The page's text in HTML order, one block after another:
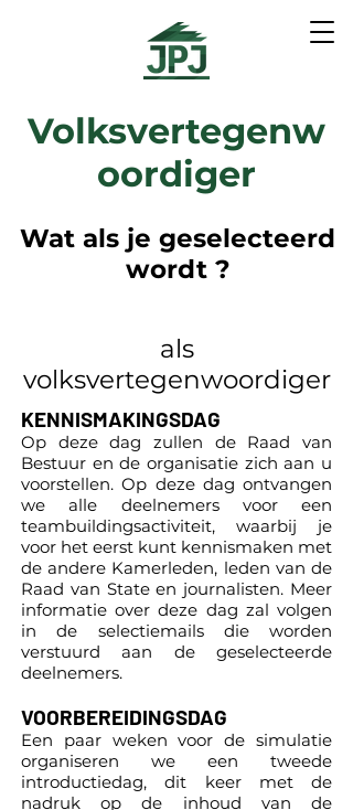
Volksvertegenw
oordiger
Wat als je geselecteerd
wordt ?
als
volksvertegenwoordiger
KENNISMAKINGSDAG
Op deze dag zullen de Raad van
Bestuur en de organisatie zich aan u
voorstellen. Op deze dag ontvangen
we alle deelnemers voor een
teambuildingsactiviteit, waarbij je
voor het eerst kunt kennismaken met
de andere Kamerleden, leden van de
Raad van State en journalisten. Meer
informatie over deze dag zal volgen
in de selectiemails die worden
verstuurd aan de geselecteerde
deelnemers.
VOORBEREIDINGSDAG
Een paar weken voor de simulatie
organiseren we een tweede
introductiedag, dit keer met de
nadruk op de inhoud van de